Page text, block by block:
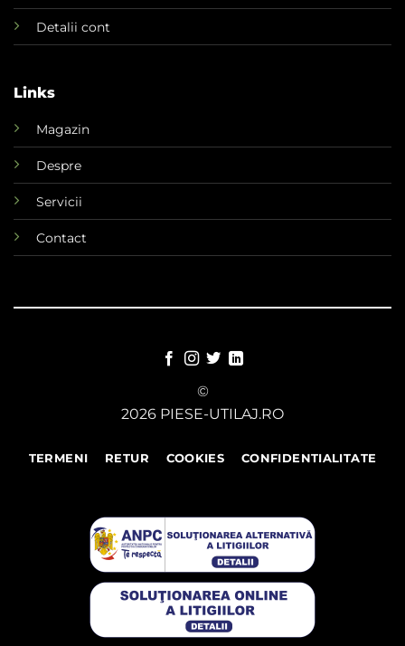
Detalii cont
Links
Magazin
Despre
Servicii
Contact
©
2026 PIESE-UTILAJ.RO
TERMENI RETUR COOKIES CONFIDENTIALITATE